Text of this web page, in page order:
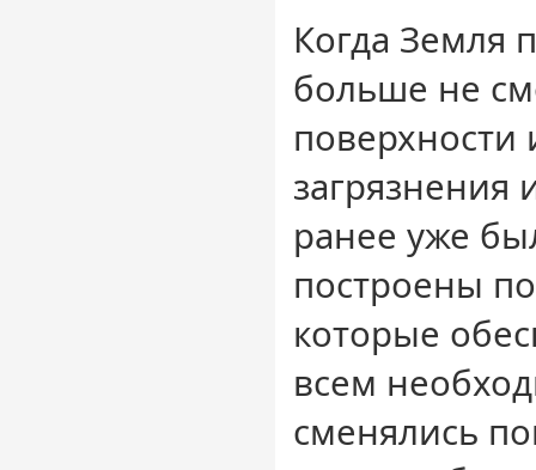
Когда Земля
больше не
поверхности
загрязнения
ранее уже
построены
которые
всем
сменялись